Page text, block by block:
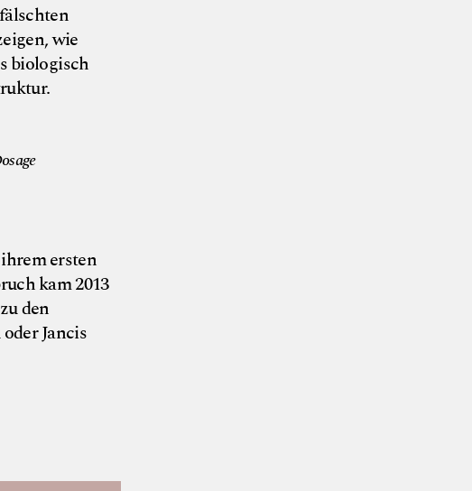
wie
biologisch
ersten
kam 2013
den
Jancis